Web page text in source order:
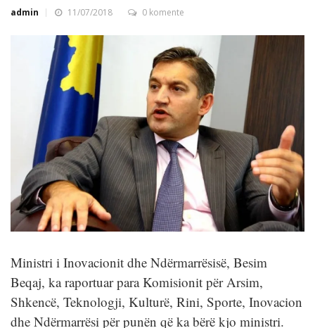
admin 11/07/2018 0 komente
Ministri i Inovacionit dhe Ndërmarrësisë, Besim
Beqaj, ka raportuar para Komisionit për Arsim,
Shkencë, Teknologji, Kulturë, Rini, Sporte, Inovacion
dhe Ndërmarrësi për punën që ka bërë kjo ministri.